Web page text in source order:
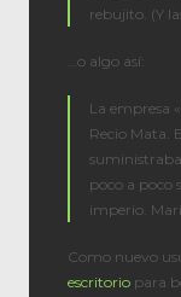
rebujito. (Y
…o algo así:
La empresa
Recio Mata.
poco a poco
imperio.
Como nuevo
escritorio para